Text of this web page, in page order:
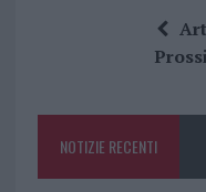
o
k
te
re
NOTIZIE RECENTI